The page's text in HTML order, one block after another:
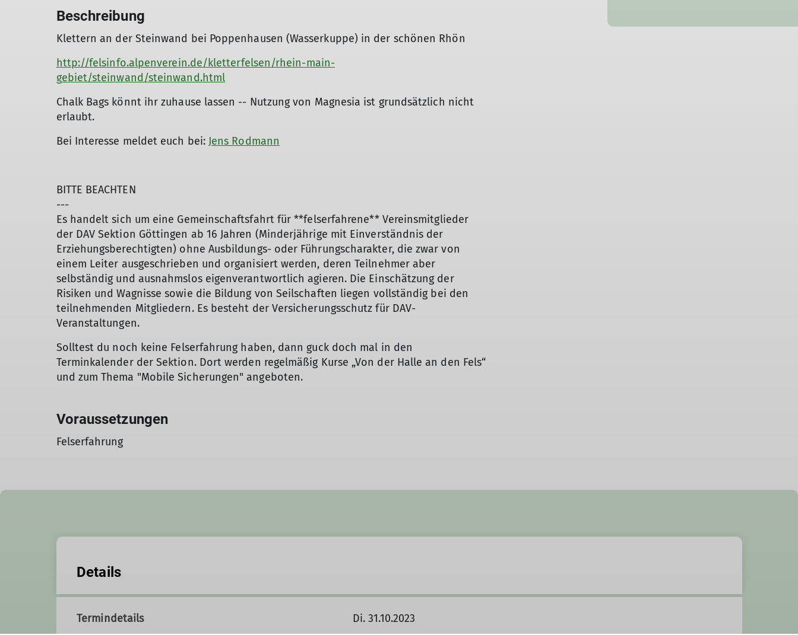
Beschreibung
Klettern an der Steinwand bei Poppenhausen (Wasserkuppe) in der schönen Rhön
http://felsinfo.alpenverein.de/kletterfelsen/rhein-main-
gebiet/steinwand/steinwand.html
Chalk Bags könnt ihr zuhause lassen -- Nutzung von Magnesia ist grundsätzlich nicht
erlaubt.
Bei Interesse meldet euch bei: Jens Rodmann
BITTE BEACHTEN
---
Es handelt sich um eine Gemeinschaftsfahrt für **felserfahrene** Vereinsmitglieder
der DAV Sektion Göttingen ab 16 Jahren (Minderjährige mit Einverständnis der
Erziehungsberechtigten) ohne Ausbildungs- oder Führungscharakter, die zwar von
einem Leiter ausgeschrieben und organisiert werden, deren Teilnehmer aber
selbständig und ausnahmslos eigenverantwortlich agieren. Die Einschätzung der
Risiken und Wagnisse sowie die Bildung von Seilschaften liegen vollständig bei den
teilnehmenden Mitgliedern. Es besteht der Versicherungsschutz für DAV-
Veranstaltungen.
Solltest du noch keine Felserfahrung haben, dann guck doch mal in den
Terminkalender der Sektion. Dort werden regelmäßig Kurse „Von der Halle an den Fels“
und zum Thema "Mobile Sicherungen" angeboten.
Voraussetzungen
Felserfahrung
Details
Termindetails Di. 31.10.2023